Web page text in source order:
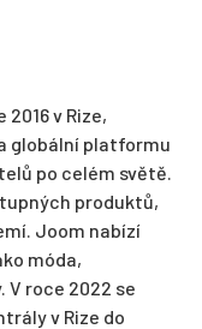
v Rize,
globální platformu
po celém světě.
produktů,
Joom nabízí
móda,
roce 2022 se
v Rize do